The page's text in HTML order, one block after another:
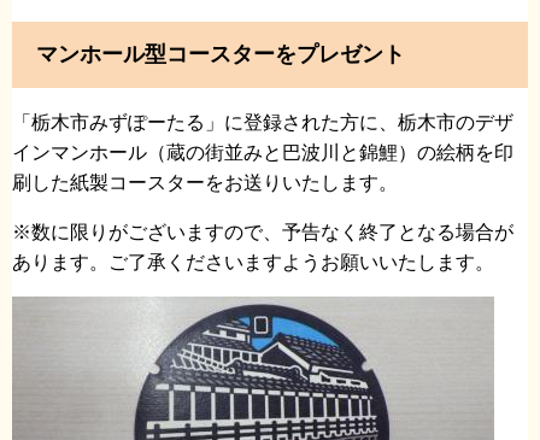
マンホール型コースターをプレゼント
「栃木市みずぽーたる」に登録された方に、栃木市のデザ
インマンホール（蔵の街並みと巴波川と錦鯉）の絵柄を印
刷した紙製コースターをお送りいたします。
※数に限りがございますので、予告なく終了となる場合が
あります。ご了承くださいますようお願いいたします。